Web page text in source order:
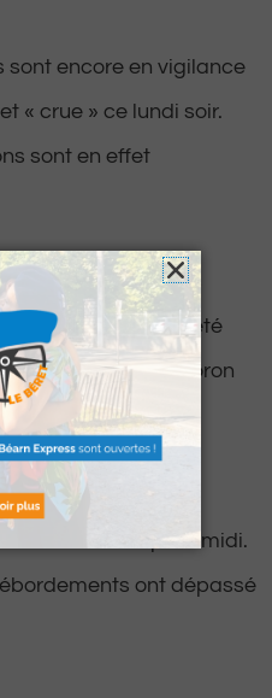
sont encore en vigilance
« crue » ce lundi soir.
sont en effet
importantes, des
ont été
du gave d’Oloron
la hauteur
ce lundi après-midi.
ont dépassé